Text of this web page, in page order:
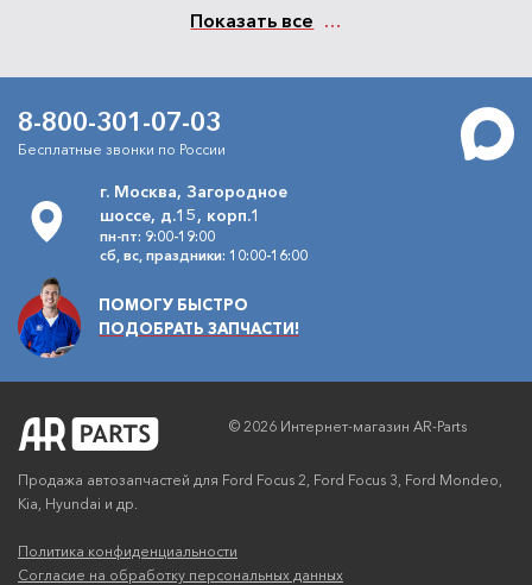
Показать все
8-800-301-07-03
Бесплатные звонки по России
г. Москва, Загородное
шоссе, д.15, корп.1
пн-пт: 9:00-19:00
сб, вс, праздники: 10:00-16:00
ПОМОГУ БЫСТРО
ПОДОБРАТЬ ЗАПЧАСТИ!
© 2026 Интернет-магазин AR-Parts
Продажа автозапчастей для Ford Focus 2, Ford Focus 3, Ford Mondeo,
Kia, Hyundai и др.
Политика конфиденциальности
Согласие на обработку персональных данных